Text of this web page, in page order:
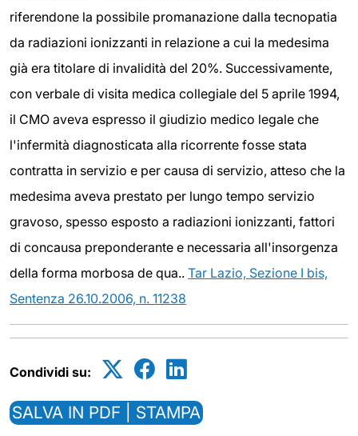
riferendone la possibile promanazione dalla tecnopatia
da radiazioni ionizzanti in relazione a cui la medesima
già era titolare di invalidità del 20%. Successivamente,
con verbale di visita medica collegiale del 5 aprile 1994,
il CMO aveva espresso il giudizio medico legale che
l'infermità diagnosticata alla ricorrente fosse stata
contratta in servizio e per causa di servizio, atteso che la
medesima aveva prestato per lungo tempo servizio
gravoso, spesso esposto a radiazioni ionizzanti, fattori
di concausa preponderante e necessaria all'insorgenza
della forma morbosa de qua.. Tar Lazio, Sezione I bis,
Sentenza 26.10.2006, n. 11238
Condividi su:
SALVA IN PDF | STAMPA